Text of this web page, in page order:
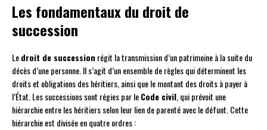
Les fondamentaux du droit de
succession
Ledroit de succession régit la transmission d’un patrimoine à la suite du
décès d’une personne. Il s’agit d’un ensemble de règles qui déterminent les
droits et obligations des héritiers, ainsi que le montant des droits à payer à
l’État. Les successions sont régies par leCode civil , qui prévoit une
hiérarchie entre les héritiers selon leur lien de parenté avec le défunt. Cette
hiérarchie est divisée en quatre ordres :